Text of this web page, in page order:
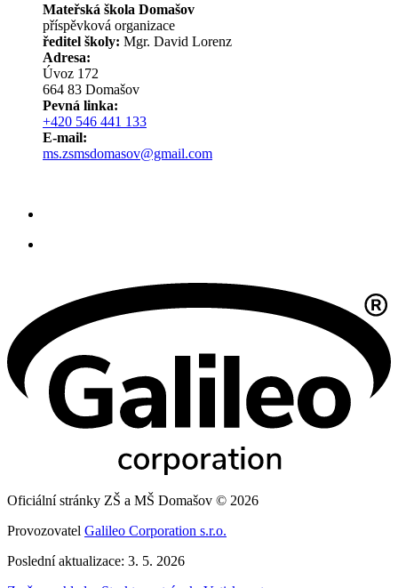
Mateřská škola Domašov
příspěvková organizace
ředitel školy: Mgr. David Lorenz
Adresa:
Úvoz 172
664 83 Domašov
Pevná linka:
+420 546 441 133
E-mail:
ms.zsmsdomasov@gmail.com
Oficiální stránky ZŠ a MŠ Domašov © 2026
Provozovatel Galileo Corporation s.r.o.
Poslední aktualizace: 3. 5. 2026